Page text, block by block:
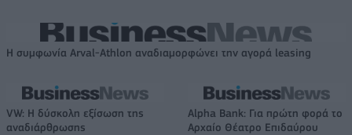
Η συμφωνία Arval-Athlon αναδιαμορφώνει την αγορά leasing
VW: Η δύσκολη εξίσωση της
αναδιάρθρωσης
Alpha Bank: Για πρώτη φορά το
Αρχαίο Θέατρο Επιδαύρου